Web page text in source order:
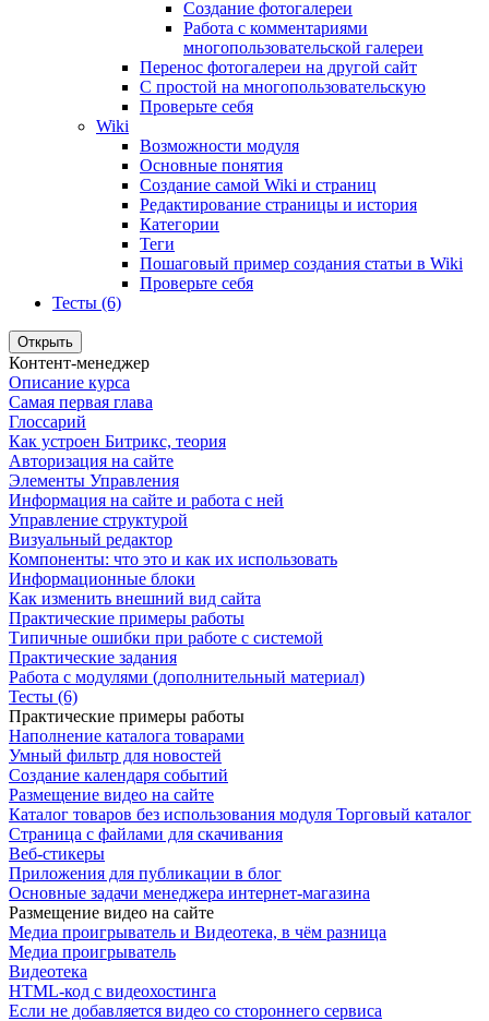
Создание фотогалереи
Работа с комментариями
многопользовательской галереи
Перенос фотогалереи на другой сайт
С простой на многопользовательскую
Проверьте себя
Wiki
Возможности модуля
Основные понятия
Создание самой Wiki и страниц
Редактирование страницы и история
Категории
Теги
Пошаговый пример создания статьи в Wiki
Проверьте себя
Тесты (6)
Открыть
Контент-менеджер
Описание курса
Самая первая глава
Глоссарий
Как устроен Битрикс, теория
Авторизация на сайте
Элементы Управления
Информация на сайте и работа с ней
Управление структурой
Визуальный редактор
Компоненты: что это и как их использовать
Информационные блоки
Как изменить внешний вид сайта
Практические примеры работы
Типичные ошибки при работе с системой
Практические задания
Работа с модулями (дополнительный материал)
Тесты (6)
Практические примеры работы
Наполнение каталога товарами
Умный фильтр для новостей
Создание календаря событий
Размещение видео на сайте
Каталог товаров без использования модуля Торговый каталог
Страница с файлами для скачивания
Веб-стикеры
Приложения для публикации в блог
Основные задачи менеджера интернет-магазина
Размещение видео на сайте
Медиа проигрыватель и Видеотека, в чём разница
Медиа проигрыватель
Видеотека
HTML-код с видеохостинга
Если не добавляется видео со стороннего сервиса